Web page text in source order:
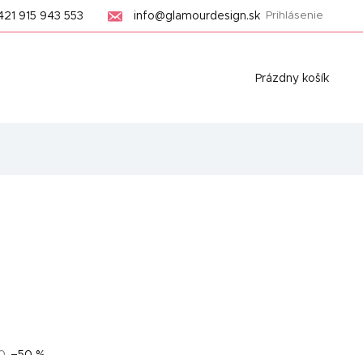
915 943 553 info@glamourdesign.sk Prihlásenie
Nákupný
Prázdny košík